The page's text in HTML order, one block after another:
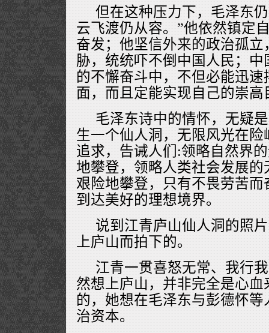
但在这种压力下，毛泽东
云飞渡仍从容。”他依然镇定
奋发；他坚信外来的政治孤
胁，统统吓不倒中国人民；
的不懈奋斗中，不但必能迅
面，而且定能实现自己的崇高
毛泽东诗中的情怀，无疑
生一个仙人洞，无限风光在险
追求，告诫人们:领略自然界
地攀登，领略人类社会发展
艰险地攀登，只有不畏劳苦
到达美好的理想境界。
说到江青庐山仙人洞的照
上庐山而拍下的。
江青一贯喜怒无常、我行
然想上庐山，并非完全是心
的，她想在毛泽东与彭德怀
治资本。